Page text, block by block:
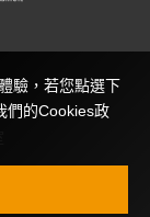
驗，若您點選下
們的Cookies政